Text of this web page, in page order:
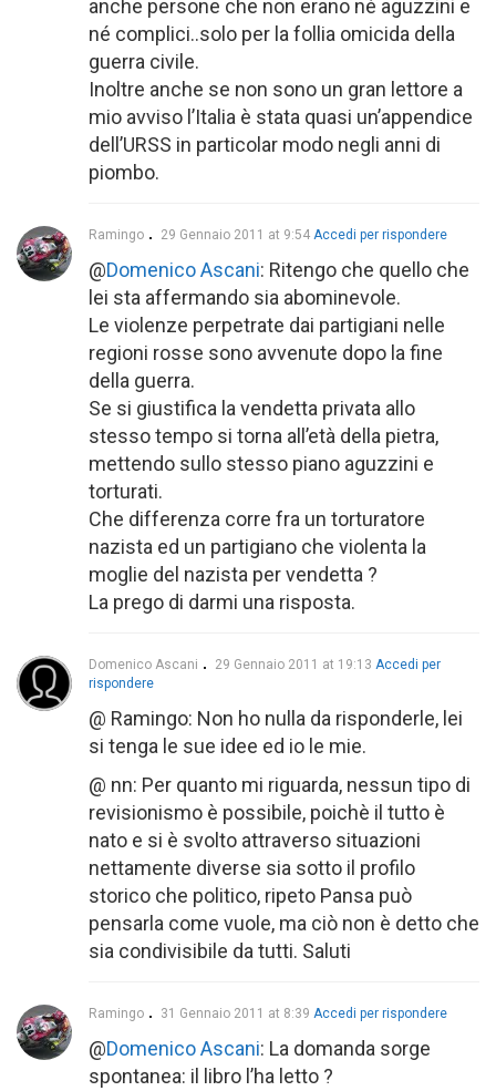
anche persone che non erano né aguzzini e
né complici..solo per la follia omicida della
guerra civile.
Inoltre anche se non sono un gran lettore a
mio avviso l’Italia è stata quasi un’appendice
dell’URSS in particolar modo negli anni di
piombo.
Ramingo 29 Gennaio 2011 at 9:54 Accedi per rispondere
@Domenico Ascani: Ritengo che quello che
lei sta affermando sia abominevole.
Le violenze perpetrate dai partigiani nelle
regioni rosse sono avvenute dopo la fine
della guerra.
Se si giustifica la vendetta privata allo
stesso tempo si torna all’età della pietra,
mettendo sullo stesso piano aguzzini e
torturati.
Che differenza corre fra un torturatore
nazista ed un partigiano che violenta la
moglie del nazista per vendetta ?
La prego di darmi una risposta.
Domenico Ascani 29 Gennaio 2011 at 19:13 Accedi per
rispondere
@ Ramingo: Non ho nulla da risponderle, lei
si tenga le sue idee ed io le mie.
@ nn: Per quanto mi riguarda, nessun tipo di
revisionismo è possibile, poichè il tutto è
nato e si è svolto attraverso situazioni
nettamente diverse sia sotto il profilo
storico che politico, ripeto Pansa può
pensarla come vuole, ma ciò non è detto che
sia condivisibile da tutti. Saluti
Ramingo 31 Gennaio 2011 at 8:39 Accedi per rispondere
@Domenico Ascani: La domanda sorge
spontanea: il libro l’ha letto ?